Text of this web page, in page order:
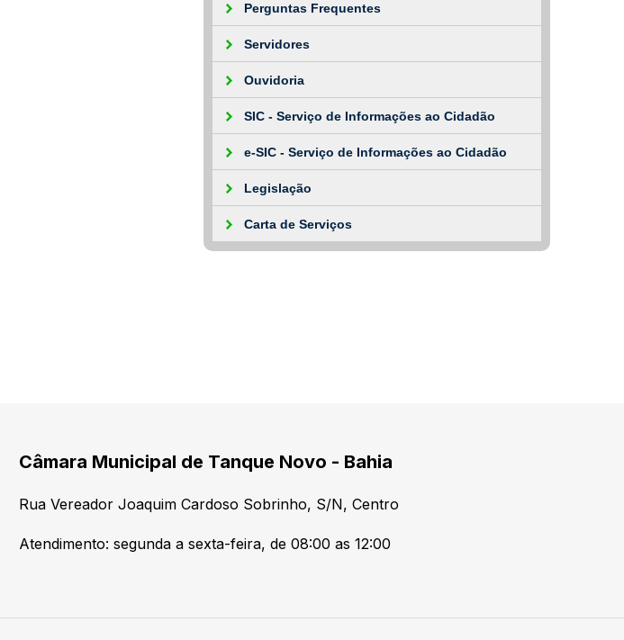
Perguntas Frequentes
Servidores
Ouvidoria
SIC - Serviço de Informações ao Cidadão
e-SIC - Serviço de Informações ao Cidadão
Legislação
Carta de Serviços
Câmara Municipal de Tanque Novo - Bahia
Rua Vereador Joaquim Cardoso Sobrinho, S/N, Centro
Atendimento: segunda a sexta-feira, de 08:00 as 12:00